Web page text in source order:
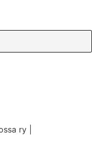
ry |